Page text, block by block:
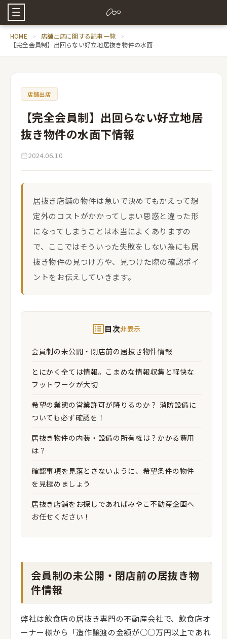
HOME
店舗出店に関する記事一覧
【完全会員制】出回らない好立地居抜き物件の水面下情報
店舗出店
【完全会員制】出回らない好立地居
抜き物件の水面下情報
2024.06.10
居抜き店舗の物件は急いで決めてもかえって想
定外のコストがかかってしまい思惑と違った形
になってしまうことは本当によくありますの
で、ここではそういった失敗をしない為にも居
抜き物件の見つけ方や、見つけた際の確認ポイ
ントをお伝えしていきます。
目次非表示
会員制の未公開・閉店前の居抜き物件情報
とにかく全ては情報。こまめな情報収集と軽快な
フットワークが大切
希望の業態の営業許可が降りるのか？ 消防設備に
ついても必ず確認を！
居抜き物件の内装・設備の所有権は？かかる費用
は？
確認事項を見落とさないように、希望条件の物件
を見極めましょう
居抜き店舗をお探しであればみやこ不動産企画へ
お任せください！
会員制の未公開・閉店前の居抜き物
件情報
弊社は飲食店の居抜き専門の不動産会社で、飲食店オ
ーナー様から「造作譲渡の金額が○○万円以上であれ